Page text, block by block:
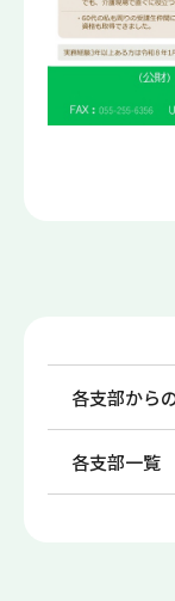
各支部から
各支部一覧